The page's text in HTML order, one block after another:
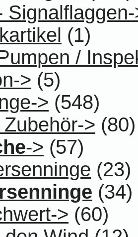
(1)
/
> (5)
> (548)
> (80)
-> (57)
(23)
(34)
> (60)